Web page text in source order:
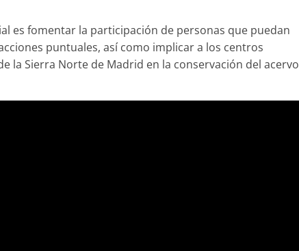
es fomentar la participación de personas que puedan
puntuales, así como implicar a los centros
la Sierra Norte de Madrid en la conservación del acervo